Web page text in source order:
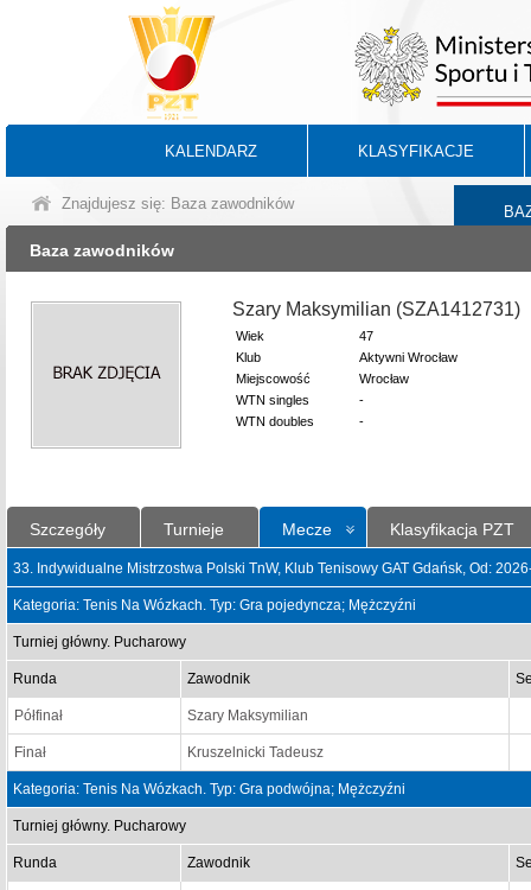
KALENDARZ KLASYFIKACJE
Znajdujesz się: Baza zawodników
Baza zawodników
Szary Maksymilian (SZA1412731)
Wiek
47
Klub
Aktywni Wrocław
Miejscowość
Wrocław
WTN singles
-
WTN doubles
-
Szczegóły Turnieje Mecze Klasyfikacja PZT
33. Indywidualne Mistrzostwa Polski TnW, Klub Tenisowy GAT Gdańsk, Od:
Kategoria: Tenis Na Wózkach. Typ: Gra pojedyncza; Mężczyźni
Turniej główny. Pucharowy
Runda Zawodnik
Półfinał Szary Maksymilian
Finał Kruszelnicki Tadeusz
Kategoria: Tenis Na Wózkach. Typ: Gra podwójna; Mężczyźni
Turniej główny. Pucharowy
Runda Zawodnik